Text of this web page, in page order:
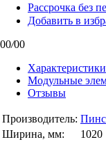
Рассрочка без
Добавить в
00/00
Характеристики
Модульные
Отзывы
Производитель:
Ширина, мм:
1020